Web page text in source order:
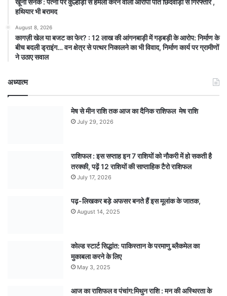
हथियार भी बरामद
August 8, 2026
कागज़ी खेल या बजट का फेर? : 12 लाख की आंगनबाड़ी में गड़बड़ी के आरोप: निर्माण के
बीच बदली ड्राइंग… वन क्षेत्र से पत्थर निकालने का भी विवाद, निर्माण कार्य पर ग्रामीणों
ने उठाए सवाल
अध्यात्म
मेष से मीन राशि तक आज का दैनिक राशिफल मेष राशि
July 29, 2026
राशिफल : इस सप्ताह इन 7 राशियों को नौकरी में हो सकती है
तरक्की, पढ़ें 12 राशियों की साप्ताहिक टैरो राशिफल
July 17, 2026
पढ़-लिखकर बड़े अफसर बनते हैं इस मूलांक के जातक,
August 14, 2025
कोल्ड स्टार्ट सिद्धांत: पाकिस्तान के परमाणु ब्लैकमेल का
मुकाबला करने के लिए
May 3, 2025
आज का राशिफल व पंचांग:मिथुन राशि : मन की अस्थिरता के